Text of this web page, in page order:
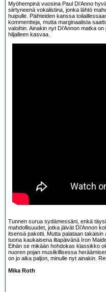
Myöhempinä vuosina Paul Di’Anno
siirtyneenä vokalistina, jonka lähtö
huipulle. Päihteiden kanssa
kommentteja, mutta marginaalista
valoihin. Ainakin nyt Di’Annon matka
hiljalleen kasvaa.
Tunnen surua sydämessäni, enkä
mahdollisuudet, jotka jäivät Di’Annon
itsensä pakotti. Mutta palataan takaisin
tuona kaukaisena iltapäivänä Iron
Eihän se mikään hohdokas klassikko
nuoren pojan musiikillisessa
on jo aika paljon, minulle nyt ainakin.
Mika Roth